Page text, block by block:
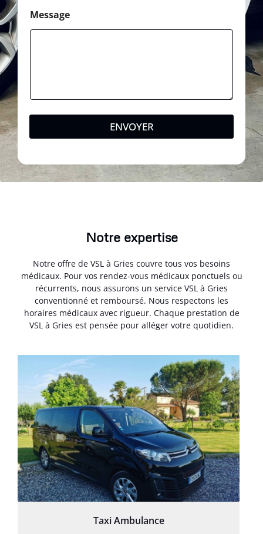
Message
ENVOYER
Notre expertise
Notre offre de VSL à Gries couvre tous vos besoins
médicaux. Pour vos rendez-vous médicaux ponctuels ou
récurrents, nous assurons un service VSL à Gries
conventionné et remboursé. Nous respectons les
horaires médicaux avec rigueur. Chaque prestation de
VSL à Gries est pensée pour alléger votre quotidien.
Taxi Ambulance